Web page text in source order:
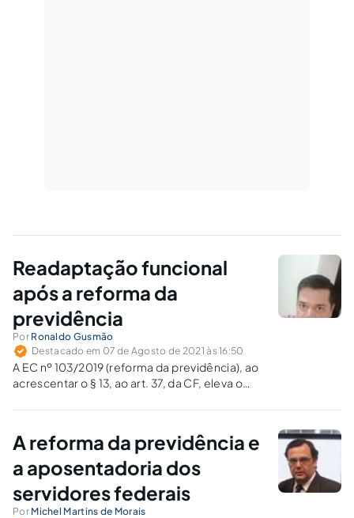
Readaptação funcional
após a reforma da
previdência
Por Ronaldo Gusmão
Destacado em 07 de Agosto de 2021 às 16:50
A EC nº 103/2019 (reforma da previdência), ao
acrescentar o § 13, ao art. 37, da CF, eleva o
constitucional, restando a dúvida se, pela nova
provimento derivado de cargo público.
A reforma da previdência e
a aposentadoria dos
servidores federais
Por Michel Martins de Morais